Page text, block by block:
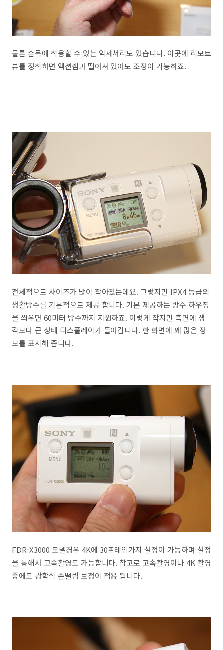
물론 손목에 착용할 수 있는 악세서리도 있습니다. 이곳에 리모트
뷰를 장착하면 액션캠과 떨어져 있어도 조정이 가능하죠.
전체적으로 사이즈가 많이 작아졌는데요. 그렇지만 IPX4 등급의
생활방수를 기본적으로 제공 합니다. 기본 제공하는 방수 하우징
을 씌우면 60미터 방수까지 지원하죠. 이렇게 작지만 측면에 생
각보다 큰 상태 디스플레이가 들어갑니다. 한 화면에 꽤 많은 정
보를 표시해 줍니다.
FDR-X3000 모델경우 4K에 30프레임가지 설정이 가능하며 설정
을 통해서 고속촬영도 가능합니다. 참고로 고속촬영이나 4K 촬영
중에도 광학식 손떨림 보정이 적용 됩니다.